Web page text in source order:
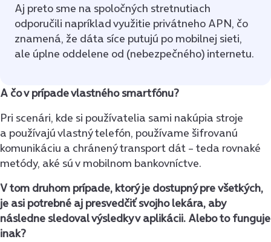
Aj preto sme na spoločných stretnutiach
odporučili napríklad využitie privátneho APN, čo
znamená, že dáta síce putujú po mobilnej sieti,
ale úplne oddelene od (nebezpečného) internetu.
A čo v prípade vlastného smartfónu?
Pri scenári, kde si používatelia sami nakúpia stroje
a používajú vlastný telefón, používame šifrovanú
komunikáciu a chránený transport dát – teda rovnaké
metódy, aké sú v mobilnom bankovníctve.
V tom druhom prípade, ktorý je dostupný pre všetkých,
je asi potrebné aj presvedčiť svojho lekára, aby
následne sledoval výsledky v aplikácii. Alebo to funguje
inak?